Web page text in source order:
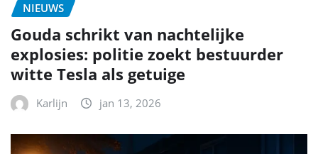
NIEUWS
Gouda schrikt van nachtelijke
explosies: politie zoekt bestuurder
witte Tesla als getuige
Karlijn jan 13, 2026